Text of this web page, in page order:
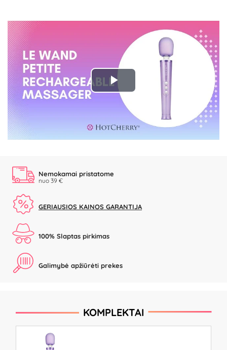
Play
Video
Nemokamai pristatome
nuo 39 €
GERIAUSIOS KAINOS GARANTIJA
100% Slaptas pirkimas
Galimybė apžiūrėti prekes
KOMPLEKTAI